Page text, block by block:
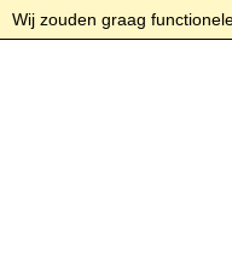
Wij zouden graag